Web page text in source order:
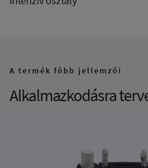
A termék főbb jellemzői
Alkalmazkodásra